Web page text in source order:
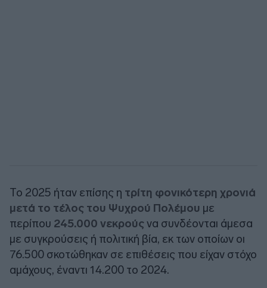
Το 2025 ήταν επίσης η τρίτη φονικότερη χρονιά
μετά το τέλος του Ψυχρού Πολέμου με
περίπου 245.000 νεκρούςνα συνδέονται άμεσα
με συγκρούσεις ή πολιτική βία, εκ των οποίων οι
76.500 σκοτώθηκαν σε επιθέσεις που είχαν στόχο
αμάχους, έναντι 14.200 το 2024.